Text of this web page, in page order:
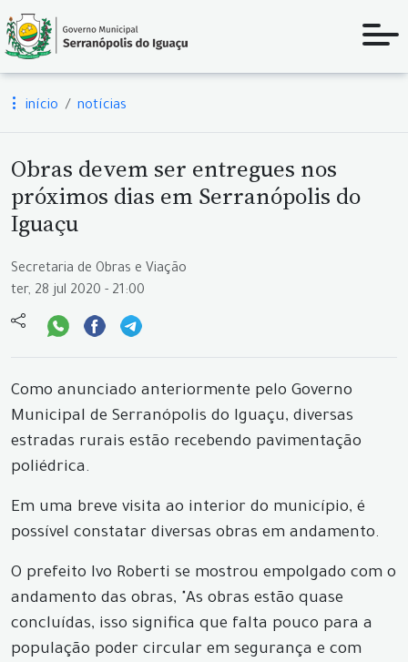
início notícias
Obras devem ser entregues nos
próximos dias em Serranópolis do
Iguaçu
Secretaria de Obras e Viação
ter, 28 jul 2020 - 21:00
Como anunciado anteriormente pelo Governo
Municipal de Serranópolis do Iguaçu, diversas
estradas rurais estão recebendo pavimentação
poliédrica.
Em uma breve visita ao interior do município, é
possível constatar diversas obras em andamento.
O prefeito Ivo Roberti se mostrou empolgado com o
andamento das obras, "As obras estão quase
concluídas, isso significa que falta pouco para a
população poder circular em segurança e com